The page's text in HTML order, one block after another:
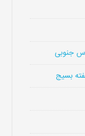
جنوبی
بسیج